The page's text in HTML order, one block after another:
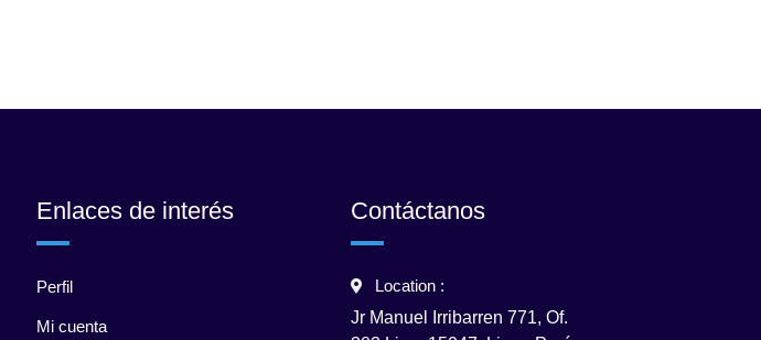
Enlaces de interés
Perfil
Mi cuenta
Contáctanos
Location :
Jr Manuel Irribarren 771, Of.